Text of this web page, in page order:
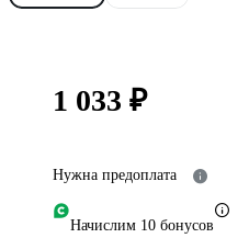
1 033 ₽
Нужна предоплата
Начислим 10 бонусов